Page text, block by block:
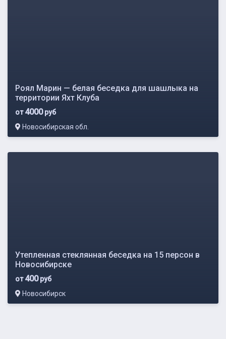
Роял Марин — белая беседка для шашлыка на
территории Яхт Клуба
от4000руб
Новосибирская обл.
Утепленная стеклянная беседка на 15 персон в
Новосибирске
от400руб
Новосибирск